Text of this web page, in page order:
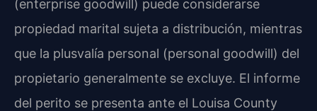
(enterprise goodwill) puede considerarse
propiedad marital sujeta a distribución, mientras
que la plusvalía personal (personal goodwill) del
propietario generalmente se excluye. El informe
del perito se presenta ante el Louisa County